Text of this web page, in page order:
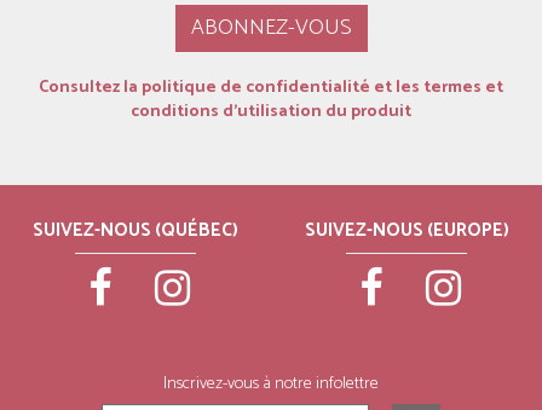
ABONNEZ-VOUS
Consultez la politique de confidentialité et les termes et
conditions d’utilisation du produit
SUIVEZ-NOUS (QUÉBEC) SUIVEZ-NOUS (EUROPE)
Inscrivez-vous à notre infolettre